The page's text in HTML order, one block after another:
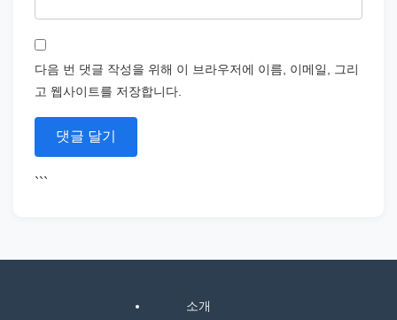
다음 번 댓글 작성을 위해 이 브라우저에 이름, 이메일, 그리
고 웹사이트를 저장합니다.
```
소개